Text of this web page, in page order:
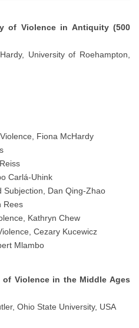
of Violence in Antiquity (500
University of Roehampton,
Fiona McHardy
Carlá-Uhink
Subjection, Dan Qing-Zhao
Rees
Kathryn Chew
Cezary Kucewicz
Mlambo
Violence in the Middle Ages
Ohio State University, USA